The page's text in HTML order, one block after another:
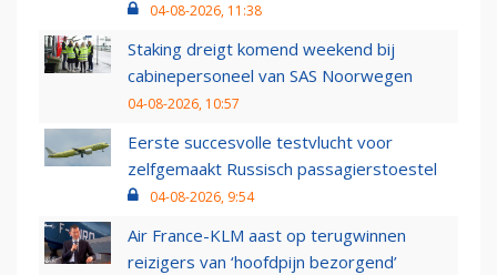
04-08-2026, 11:38
Staking dreigt komend weekend bij
cabinepersoneel van SAS Noorwegen
04-08-2026, 10:57
Eerste succesvolle testvlucht voor
zelfgemaakt Russisch passagierstoestel
04-08-2026, 9:54
Air France-KLM aast op terugwinnen
reizigers van ‘hoofdpijn bezorgend’